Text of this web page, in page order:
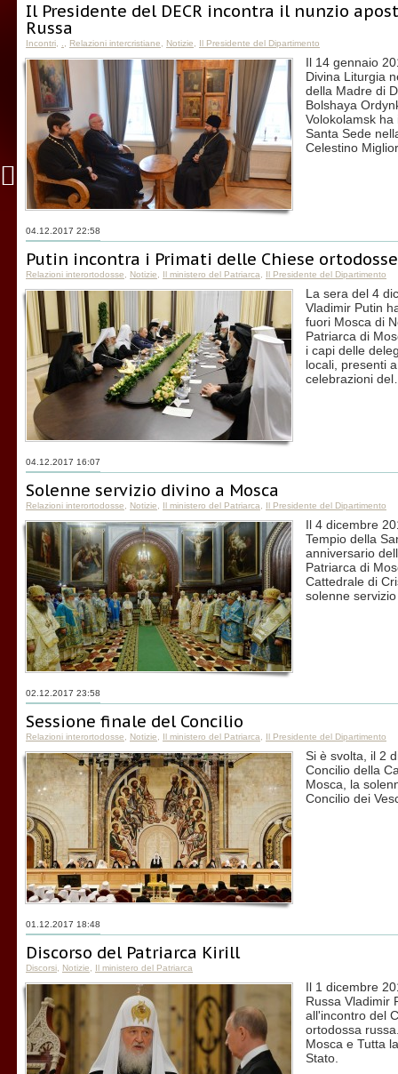
Il Presidente del DECR incontra il nunzio
Russa
Incontri Relazioni intercristiane Notizie Il Presidente del Dipartimento
Il 14 gennaio
Divina Liturgia
della Madre di
Bolshaya
Volokolamsk
Santa Sede
Celestino
04.12.2017 22:58
Putin incontra i Primati delle Chiese ortodosse
Relazioni interortodosse Notizie Il ministero del Patriarca Il Presidente del Dipartimento
La sera del 4
Vladimir Putin
fuori Mosca di
Patriarca di
i capi delle
locali, presenti
celebrazioni
04.12.2017 16:07
Solenne servizio divino a Mosca
Relazioni interortodosse Notizie Il ministero del Patriarca Il Presidente del Dipartimento
Il 4 dicembre
Tempio della
anniversario
Patriarca di
Cattedrale di
solenne
02.12.2017 23:58
Sessione finale del Concilio
Relazioni interortodosse Notizie Il ministero del Patriarca Il Presidente del Dipartimento
Si è svolta, il 2
Concilio della
Mosca, la
Concilio dei
01.12.2017 18:48
Discorso del Patriarca Kirill
Discorsi Notizie Il ministero del Patriarca
Il 1 dicembre
Russa Vladimir
all'incontro del
ortodossa
Mosca e Tutta
Stato.